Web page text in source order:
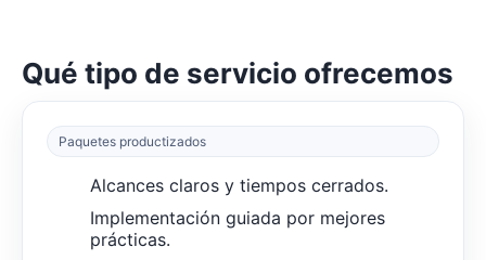
Qué tipo de servicio ofrecemos
Paquetes productizados
Alcances claros y tiempos cerrados.
Implementación guiada por mejores
prácticas.